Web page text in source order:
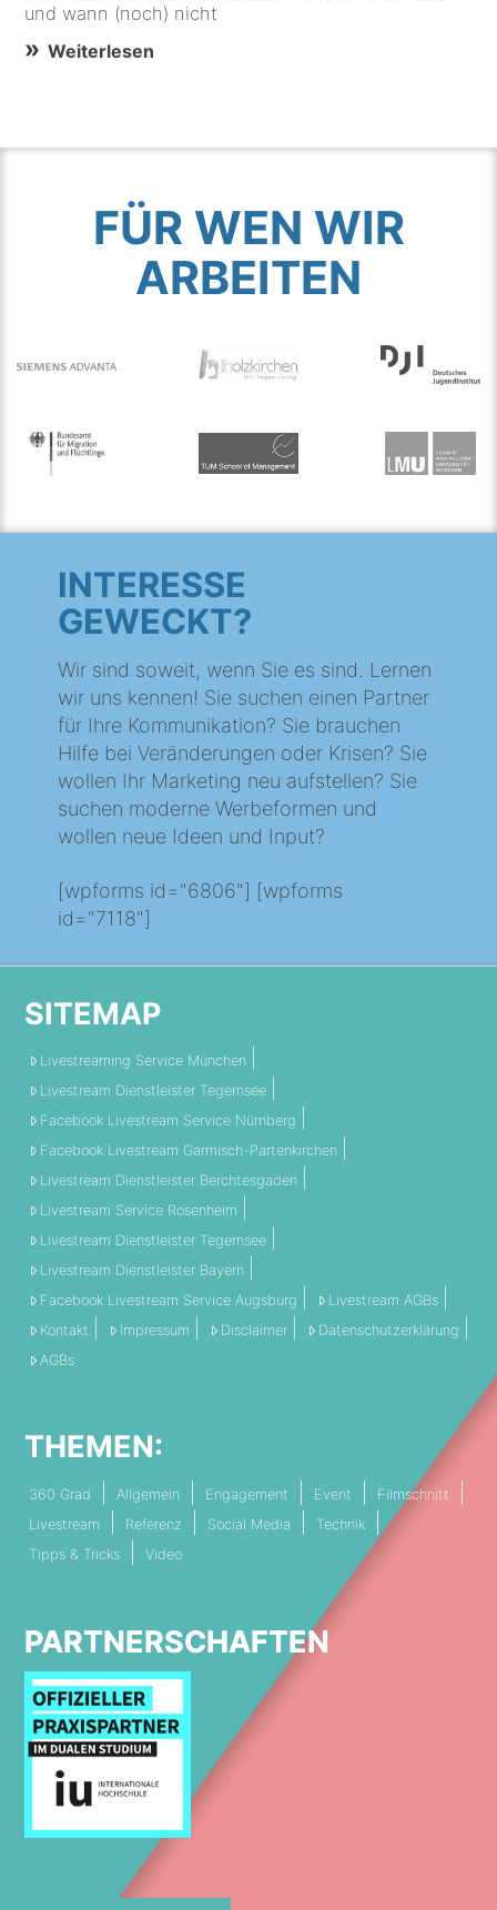
und wann (noch) nicht
Weiterlesen
FÜR WEN WIR
ARBEITEN
INTERESSE
GEWECKT?
Wir sind soweit, wenn Sie es sind. Lernen
wir uns kennen! Sie suchen einen Partner
für Ihre Kommunikation? Sie brauchen
Hilfe bei Veränderungen oder Krisen? Sie
wollen Ihr Marketing neu aufstellen? Sie
suchen moderne Werbeformen und
wollen neue Ideen und Input?
[wpforms id="6806"] [wpforms
id="7118"]
SITEMAP
Livestreaming Service München
Livestream Dienstleister Tegernsee
Facebook Livestream Service Nürnberg
Facebook Livestream Garmisch-Partenkirchen
Livestream Dienstleister Berchtesgaden
Livestream Service Rosenheim
Livestream Dienstleister Tegernsee
Livestream Dienstleister Bayern
Facebook Livestream Service Augsburg
Livestream AGBs
Kontakt
Impressum Disclaimer
Datenschutzerklärung
AGBs
THEMEN:
360 Grad Allgemein Engagement Event
Filmschnitt
Livestream
Referenz Social Media
Technik
Tipps & Tricks
Video
PARTNERSCHAFTEN